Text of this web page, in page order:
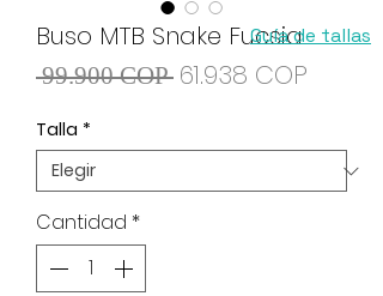
Buso MTB Snake Fucsia
99.900 COP Precio
61.938 COP
Talla *
Cantidad *
Guía de tallas